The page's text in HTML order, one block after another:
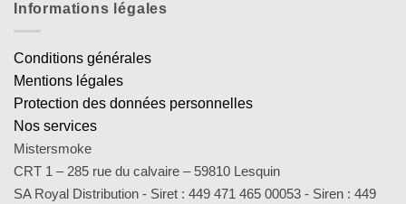
Informations légales
Conditions générales
Mentions légales
Protection des données personnelles
Nos services
Mistersmoke
CRT 1 – 285 rue du calvaire – 59810 Lesquin
SA Royal Distribution - Siret : 449 471 465 00053 - Siren : 449